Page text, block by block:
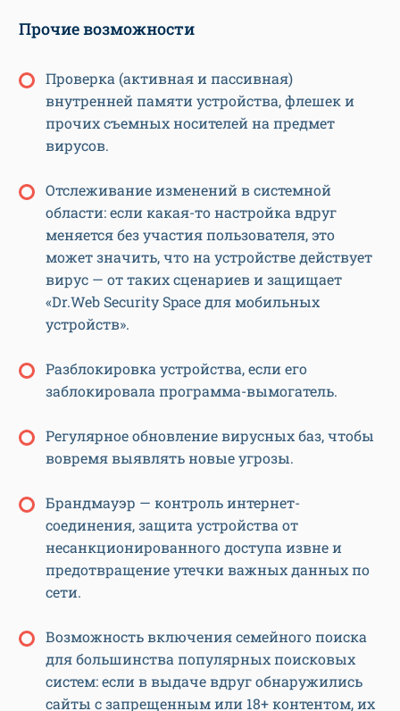
Прочие возможности
Проверка (активная и пассивная)
внутренней памяти устройства, флешек и
прочих съемных носителей на предмет
вирусов.
Отслеживание изменений в системной
области: если какая-то настройка вдруг
меняется без участия пользователя, это
может значить, что на устройстве действует
вирус — от таких сценариев и защищает
«Dr.Web Security Space для мобильных
устройств».
Разблокировка устройства, если его
заблокировала программа-вымогатель.
Регулярное обновление вирусных баз, чтобы
вовремя выявлять новые угрозы.
Брандмауэр — контроль интернет-
соединения, защита устройства от
несанкционированного доступа извне и
предотвращение утечки важных данных по
сети.
Возможность включения семейного поиска
для большинства популярных поисковых
систем: если в выдаче вдруг обнаружились
сайты с запрещенным или 18+ контентом, их